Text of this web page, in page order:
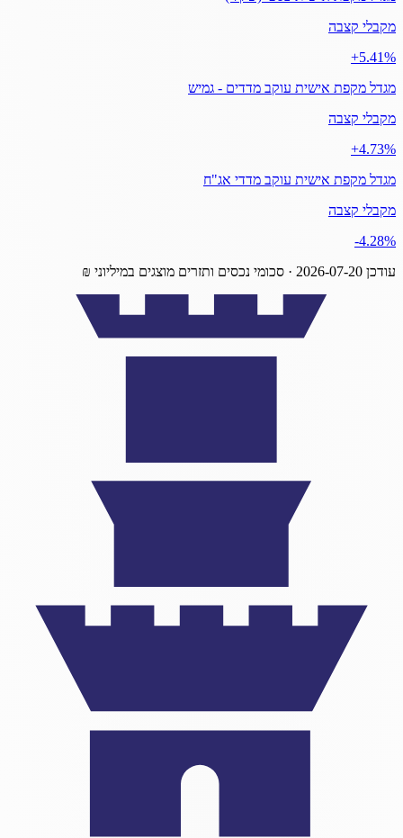
מקבלי קצבה
‎+5.41%
מגדל מקפת אישית עוקב מדדים - גמיש
מקבלי קצבה
‎+4.73%
מגדל מקפת אישית עוקב מדדי אג"ח
מקבלי קצבה
‎-4.28%
עודכן 2026-07-20 · סכומי נכסים ותזרים מוצגים במיליוני ₪